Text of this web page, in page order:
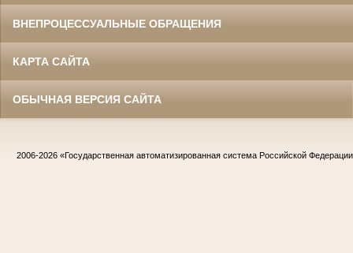
ВНЕПРОЦЕССУАЛЬНЫЕ ОБРАЩЕНИЯ
КАРТА САЙТА
ОБЫЧНАЯ ВЕРСИЯ САЙТА
2006-2026 «Государственная автоматизированная система Российской